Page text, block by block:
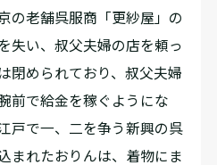
の老舗呉服商「更紗屋」の
失い、叔父夫婦の店を頼っ
閉められており、叔父夫婦
前で給金を稼ぐようにな
戸で一、二を争う新興の呉
まれたおりんは、着物にま